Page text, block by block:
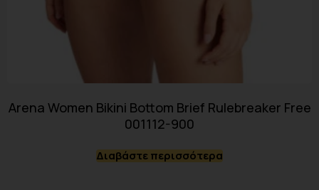
Arena Women Bikini Bottom Brief Rulebreaker Free
001112-900
Διαβάστε περισσότερα